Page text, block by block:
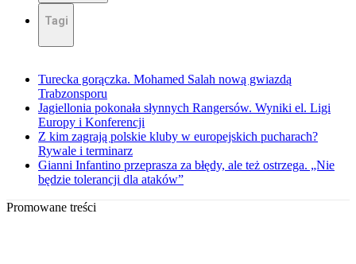
Tagi
Turecka gorączka. Mohamed Salah nową gwiazdą
Trabzonsporu
Jagiellonia pokonała słynnych Rangersów. Wyniki el. Ligi
Europy i Konferencji
Z kim zagrają polskie kluby w europejskich pucharach?
Rywale i terminarz
Gianni Infantino przeprasza za błędy, ale też ostrzega. „Nie
będzie tolerancji dla ataków”
Promowane treści